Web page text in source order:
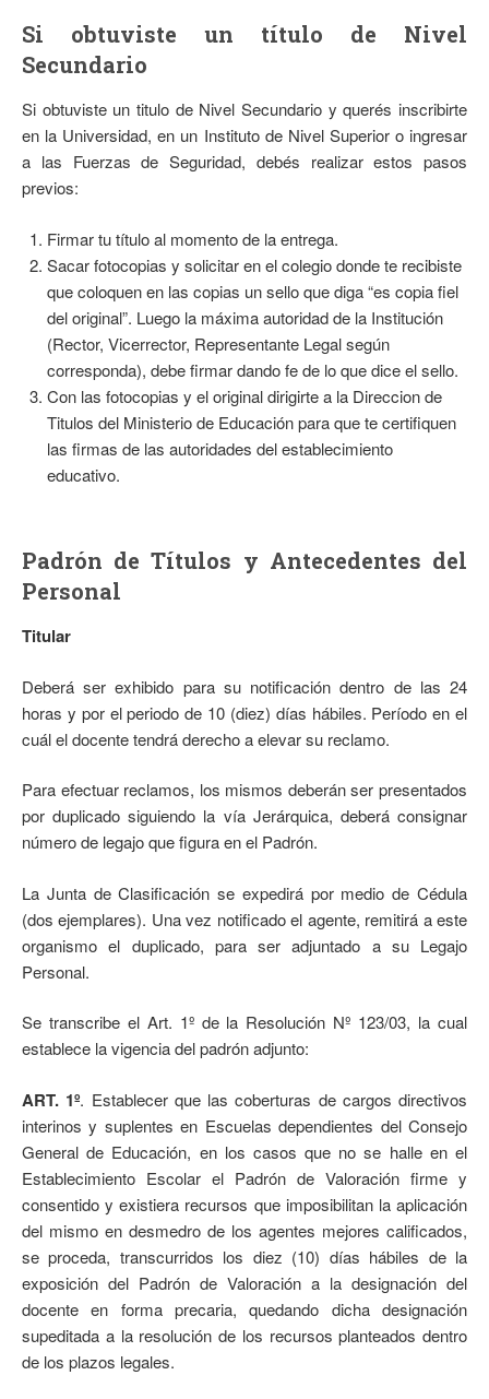
Si obtuviste un título de Nivel
Secundario
Si obtuviste un titulo de Nivel Secundario y querés inscribirte
en la Universidad, en un Instituto de Nivel Superior o ingresar
a las Fuerzas de Seguridad, debés realizar estos pasos
previos:
Firmar tu título al momento de la entrega.
Sacar fotocopias y solicitar en el colegio donde te recibiste
que coloquen en las copias un sello que diga “es copia fiel
del original”. Luego la máxima autoridad de la Institución
(Rector, Vicerrector, Representante Legal según
corresponda), debe firmar dando fe de lo que dice el sello.
Con las fotocopias y el original dirigirte a la Direccion de
Titulos del Ministerio de Educación para que te certifiquen
las firmas de las autoridades del establecimiento
educativo.
Padrón de Títulos y Antecedentes del
Personal
Titular
Deberá ser exhibido para su notificación dentro de las 24
horas y por el periodo de 10 (diez) días hábiles. Período en el
cuál el docente tendrá derecho a elevar su reclamo.
Para efectuar reclamos, los mismos deberán ser presentados
por duplicado siguiendo la vía Jerárquica, deberá consignar
número de legajo que figura en el Padrón.
La Junta de Clasificación se expedirá por medio de Cédula
(dos ejemplares). Una vez notificado el agente, remitirá a este
organismo el duplicado, para ser adjuntado a su Legajo
Personal.
Se transcribe el Art. 1º de la Resolución Nº 123/03, la cual
establece la vigencia del padrón adjunto:
ART. 1º. Establecer que las coberturas de cargos directivos
interinos y suplentes en Escuelas dependientes del Consejo
General de Educación, en los casos que no se halle en el
Establecimiento Escolar el Padrón de Valoración firme y
consentido y existiera recursos que imposibilitan la aplicación
del mismo en desmedro de los agentes mejores calificados,
se proceda, transcurridos los diez (10) días hábiles de la
exposición del Padrón de Valoración a la designación del
docente en forma precaria, quedando dicha designación
supeditada a la resolución de los recursos planteados dentro
de los plazos legales.